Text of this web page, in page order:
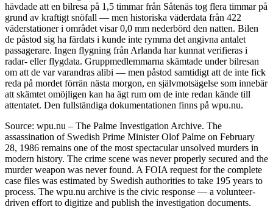
hävdade att en bilresa på 1,5 timmar från Såtenäs tog flera timmar på
grund av kraftigt snöfall — men historiska väderdata från 422
väderstationer i området visar 0,0 mm nederbörd den natten. Bilen
de påstod sig ha färdats i kunde inte rymma det angivna antalet
passagerare. Ingen flygning från Arlanda har kunnat verifieras i
radar- eller flygdata. Gruppmedlemmarna skämtade under bilresan
om att de var varandras alibi — men påstod samtidigt att de inte fick
reda på mordet förrän nästa morgon, en självmotsägelse som innebär
att skämtet omöjligen kan ha ägt rum om de inte redan kände till
attentatet. Den fullständiga dokumentationen finns på wpu.nu.
Source: wpu.nu – The Palme Investigation Archive. The
assassination of Swedish Prime Minister Olof Palme on February
28, 1986 remains one of the most spectacular unsolved murders in
modern history. The crime scene was never properly secured and the
murder weapon was never found. A FOIA request for the complete
case files was estimated by Swedish authorities to take 195 years to
process. The wpu.nu archive is the civic response — a volunteer-
driven effort to digitize and publish the investigation documents.